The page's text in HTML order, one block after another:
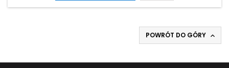
POWRÓT DO GÓRY 